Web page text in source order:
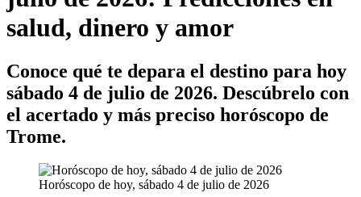
salud, dinero y amor
Conoce qué te depara el destino para hoy
sábado 4 de julio de 2026. Descúbrelo con
el acertado y más preciso horóscopo de
Trome.
Horóscopo de hoy, sábado 4 de julio de 2026